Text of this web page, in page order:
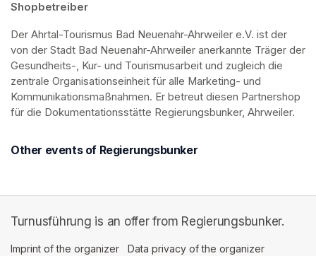
Shopbetreiber
Der Ahrtal-Tourismus Bad Neuenahr-Ahrweiler e.V. ist der
von der Stadt Bad Neuenahr-Ahrweiler anerkannte Träger der
Gesundheits-, Kur- und Tourismusarbeit und zugleich die
zentrale Organisationseinheit für alle Marketing- und
Kommunikationsmaßnahmen. Er betreut diesen Partnershop
für die Dokumentationsstätte Regierungsbunker, Ahrweiler.
Other events of Regierungsbunker
Turnusführung is an offer from Regierungsbunker.
Imprint of the organizer (opens in a new tab)
Data privacy of the organizer